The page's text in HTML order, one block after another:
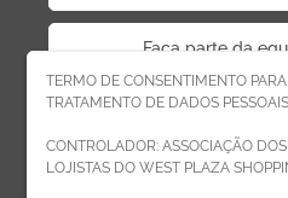
TERMO DE CONSENTIMENTO PARA
TRATAMENTO DE DADOS PESSOAIS
CONTROLADOR: ASSOCIAÇÃO DOS
LOJISTAS DO WEST PLAZA
Faça parte da
Faça parte da
Politica de